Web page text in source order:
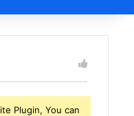
Plugin, You can